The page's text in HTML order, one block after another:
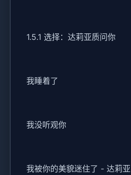
1.5.1 选择：达莉亚质问你
我睡着了
我没听观你
我被你的美貌迷住了 - 达莉